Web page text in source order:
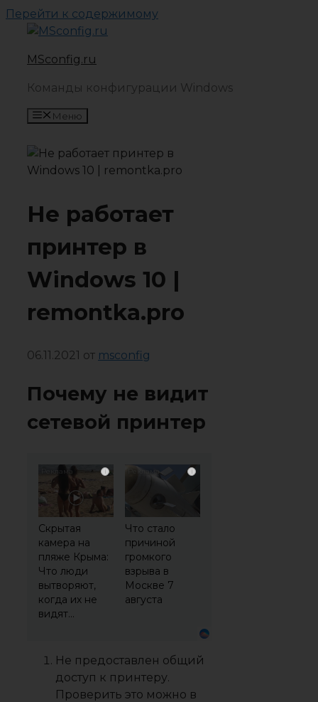
Перейти к содержимому
MSconfig.ru
Команды конфигурации Windows
Меню
Не работает
принтер в
Windows 10 |
remontka.pro
06.11.2021 от msconfig
Почему не видит
сетевой принтер
i
Скрытая
камера на
пляже Крыма:
Что люди
вытворяют,
когда их не
видят...
i
Что стало
причиной
громкого
взрыва в
Москве 7
августа
Не предоставлен общий
доступ к принтеру.
Проверить это можно в